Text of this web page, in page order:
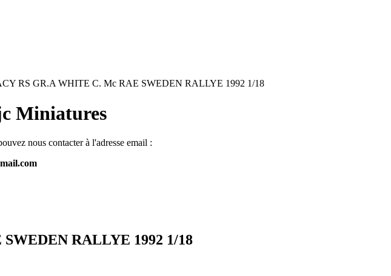
RS GR.A WHITE C. Mc RAE SWEDEN RALLYE 1992 1/18
Miniatures
nous contacter à l'adresse email :
RALLYE 1992 1/18